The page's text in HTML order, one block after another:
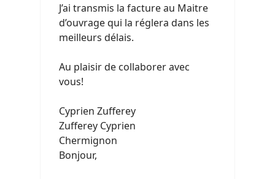
J’ai transmis la facture au Maitre
d’ouvrage qui la réglera dans les
meilleurs délais.
Au plaisir de collaborer avec
vous!
Cyprien Zufferey
Zufferey Cyprien
Chermignon
Bonjour,